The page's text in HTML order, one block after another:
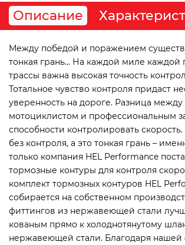
Описание
Между победой и поражением
тонкая грань... На каждой миле каждой
трассы важна высокая точность
Тотальное чувство контроля придаст
уверенность на дороге. Разница
мотоциклистом и профессиональным
способности контролировать
без контроля, а это тонкая грань –
только компания HEL Performance
тормозные контуры для контроля
комплект тормозных контуров HEL
собирается на собственном
фиттингов из нержавеющей стали
кованым прямо к холоднотянутому
нержавеющей стали. Благодаря